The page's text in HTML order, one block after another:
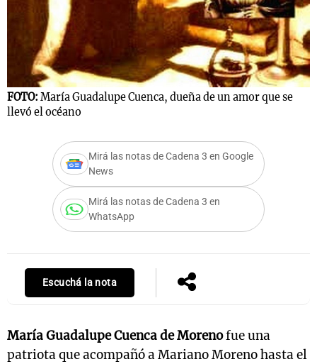
FOTO: María Guadalupe Cuenca, dueña de un amor que se
llevó el océano
Mirá las notas de Cadena 3 en Google
News
Mirá las notas de Cadena 3 en
WhatsApp
Escuchá la nota
María Guadalupe Cuenca de Morenofue una
patriota que acompañó a Mariano Moreno hasta el
Notas
Notas